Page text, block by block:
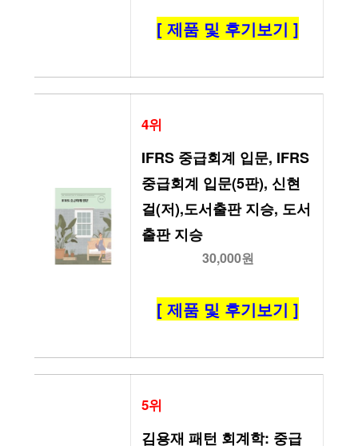
[ 제품 및 후기보기 ]
4위
IFRS 중급회계 입문, IFRS
중급회계 입문(5판), 신현
걸(저),도서출판 지승, 도서
출판 지승
30,000원
[ 제품 및 후기보기 ]
5위
김용재 패턴 회계학: 중급